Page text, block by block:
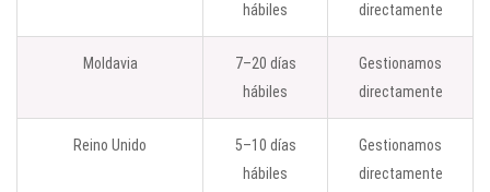
hábiles
directamente
Moldavia
7–20 días
hábiles
Gestionamos
directamente
Reino Unido
5–10 días
hábiles
Gestionamos
directamente